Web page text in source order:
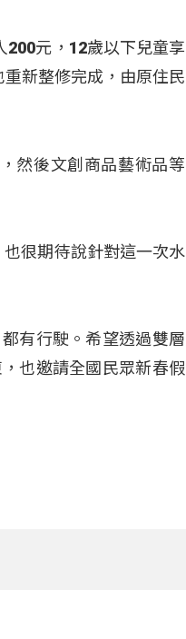
200元，12歲以下兒童享
新整修完成，由原住民
然後文創商品藝術品等
很期待說針對這一次水
有行駛。希望透過雙層
也邀請全國民眾新春假